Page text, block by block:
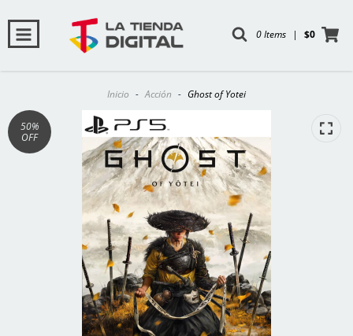
0 Items | $0
Inicio - Acción - Ghost of Yotei
50%
OFF